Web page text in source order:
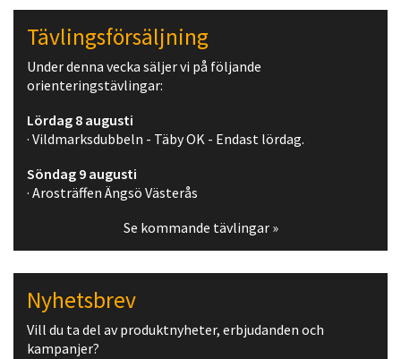
Tävlingsförsäljning
Under denna vecka säljer vi på följande
orienteringstävlingar:
Lördag 8 augusti
· Vildmarksdubbeln - Täby OK - Endast lördag.
Söndag 9 augusti
· Arosträffen Ängsö Västerås
Se kommande tävlingar »
Nyhetsbrev
Vill du ta del av produktnyheter, erbjudanden och
kampanjer?